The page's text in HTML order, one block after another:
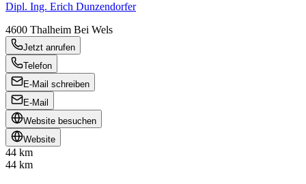
Dipl. Ing. Erich Dunzendorfer
4600 Thalheim Bei Wels
Jetzt anrufen
Telefon
E-Mail schreiben
E-Mail
Website besuchen
Website
44 km
44 km